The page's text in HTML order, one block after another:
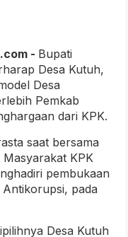
- Bupati
Desa Kutuh,
Desa
Pemkab
dari KPK.
saat bersama
KPK
pembukaan
pada
Desa Kutuh